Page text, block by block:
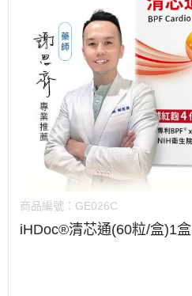
商品編號： GE026C
iHDoc®清芯通(60粒/盒)1盒